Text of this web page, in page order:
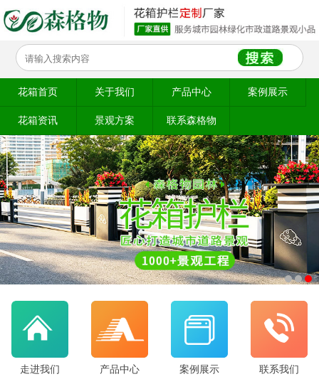
花箱首页 关于我们 产品中心 案例展示
花箱资讯 景观方案 联系森格物
走进我们 产品中心 案例展示 联系我们